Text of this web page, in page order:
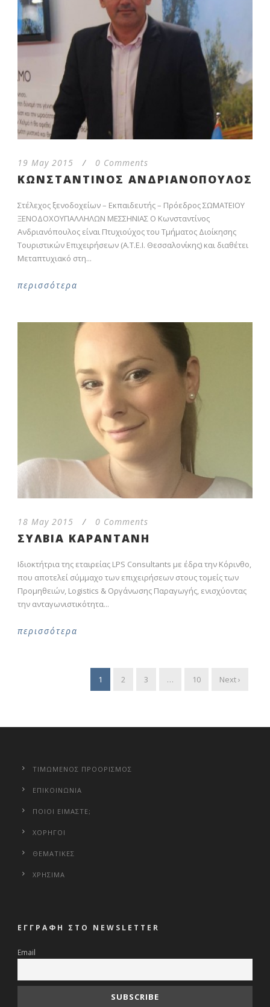
19 May 2015 / 0 Comments
ΚΩΝΣΤΑΝΤΙΝΟΣ ΑΝΔΡΙΑΝΟΠΟΥΛΟΣ
Στέλεχος ξενοδοχείων – Εκπαιδευτής – Πρόεδρος ΣΩΜΑΤΕΙΟΥ
ΞΕΝΟΔΟΧΟΥΠΑΛΛΗΛΩΝ ΜΕΣΣΗΝΙΑΣ Ο Κωνσταντίνος
Ανδριανόπουλος είναι Πτυχιούχος του Τμήματος Διοίκησης
Τουριστικών Επιχειρήσεων (Α.Τ.Ε.Ι. Θεσσαλονίκης) και διαθέτει
Μεταπτυχιακό στη...
περισσότερα
18 May 2015 / 0 Comments
ΣΥΛΒΙΑ ΚΑΡΑΝΤΑΝΗ
Ιδιοκτήτρια της εταιρείας LPS Consultants με έδρα την Κόρινθο,
που αποτελεί σύμμαχο των επιχειρήσεων στους τομείς των
Προμηθειών, Logistics & Οργάνωσης Παραγωγής, ενισχύοντας
την ανταγωνιστικότητα...
περισσότερα
1 2 3 … 10 Next ›
ΤΙΜΩΜΕΝΟΣ ΠΡΟΟΡΙΣΜΟΣ
ΕΠΙΚΟΙΝΩΝΙΑ
ΠΟΙΟΙ ΕΙΜΑΣΤΕ;
ΧΟΡΗΓΟΙ
ΘΕΜΑΤΙΚΕΣ
ΧΡΗΣΙΜΑ
ΕΓΓΡΑΦΗ ΣΤΟ NEWSLETTER
Email